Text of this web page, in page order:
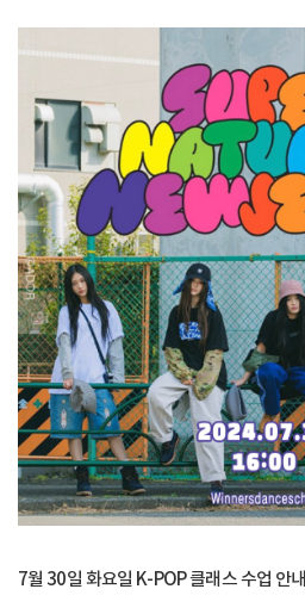
7월 30일 화요일 K-POP 클래스 수업 안내